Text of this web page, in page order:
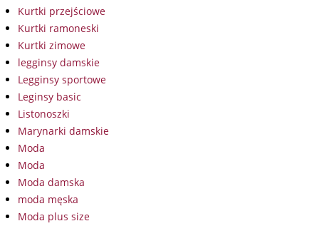
Kurtki przejściowe
Kurtki ramoneski
Kurtki zimowe
legginsy damskie
Legginsy sportowe
Leginsy basic
Listonoszki
Marynarki damskie
Moda
Moda
Moda damska
moda męska
Moda plus size